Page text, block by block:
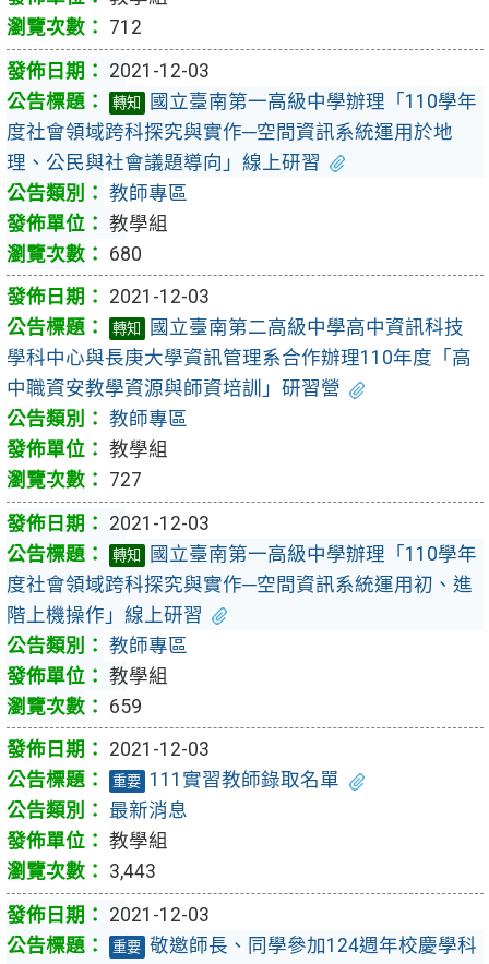
712
2021-12-03
轉知
國立臺南第一高級中學辦理「110學年
度社會領域跨科探究與實作─空間資訊系統運用於地
理、公民與社會議題導向」線上研習
教師專區
教學組
680
2021-12-03
轉知
國立臺南第二高級中學高中資訊科技
學科中心與長庚大學資訊管理系合作辦理110年度「高
中職資安教學資源與師資培訓」研習營
教師專區
教學組
727
2021-12-03
轉知
國立臺南第一高級中學辦理「110學年
度社會領域跨科探究與實作─空間資訊系統運用初、進
階上機操作」線上研習
教師專區
教學組
659
2021-12-03
重要 111實習教師錄取名單
最新消息
教學組
3,443
2021-12-03
重要 敬邀師長、同學參加124週年校慶學科